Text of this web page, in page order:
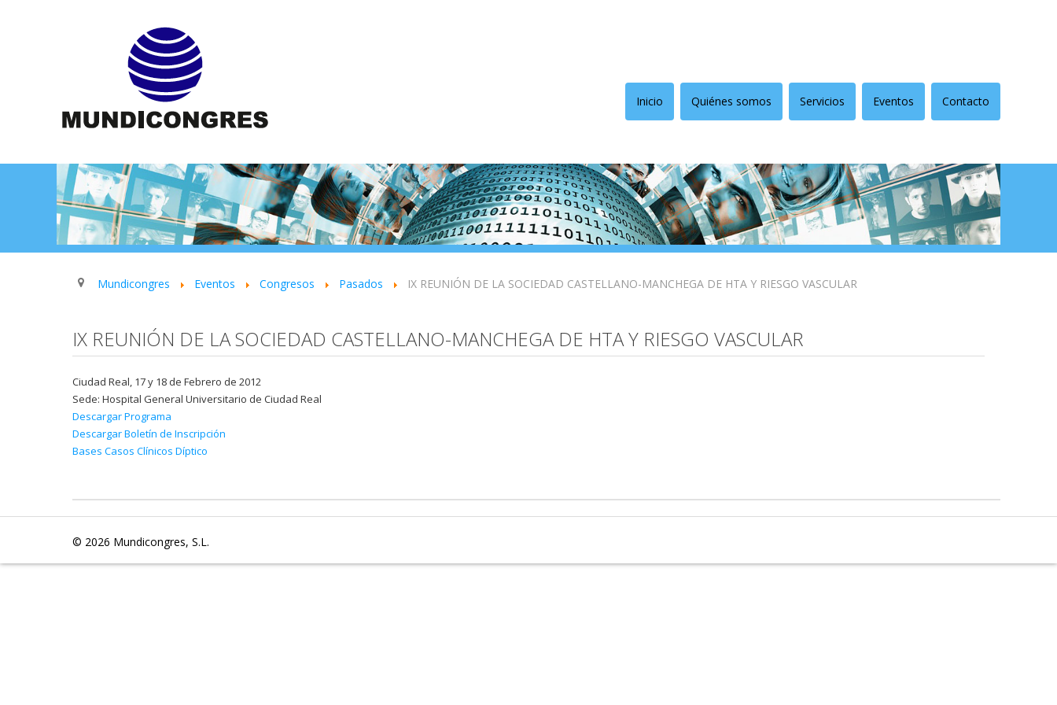
Inicio Quiénes somos Servicios Eventos Contacto
Mundicongres Eventos Congresos Pasados IX REUNIÓN DE LA SOCIEDAD CASTELLANO-MANCHEGA DE HTA Y RIESGO VASCULAR
IX REUNIÓN DE LA SOCIEDAD CASTELLANO-MANCHEGA DE HTA Y RIESGO VASCULAR
Ciudad Real, 17 y 18 de Febrero de 2012
Sede: Hospital General Universitario de Ciudad Real
Descargar Programa
Descargar Boletín de Inscripción
Bases Casos Clínicos Díptico
© 2026 Mundicongres, S.L.